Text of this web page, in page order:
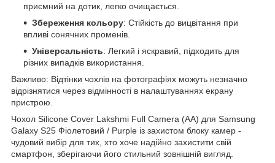
приємний на дотик, легко очищається.
Збереження кольору: Стійкість до вицвітання при
впливі сонячних променів.
Універсальність: Легкий і яскравий, підходить для
різних випадків використання.
Важливо: Відтінки чохлів на фотографіях можуть незначно
відрізнятися через відмінності в налаштуваннях екрану
пристрою.
Чохол Silicone Cover Lakshmi Full Camera (AA) для Samsung
Galaxy S25 Фіолетовий / Purple із захистом блоку камер -
чудовий вибір для тих, хто хоче надійно захистити свій
смартфон, зберігаючи його стильний зовнішній вигляд.